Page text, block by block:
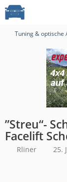
Tuning & optische
”Streu“-
Facelift
Rliner 25.